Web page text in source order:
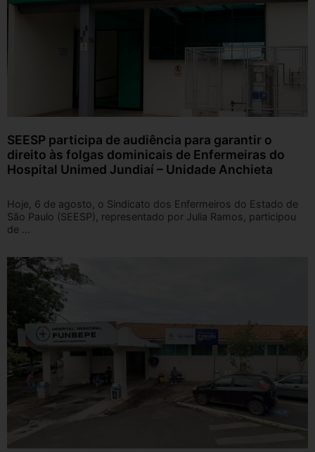
SEESP participa de audiência para garantir o
direito às folgas dominicais de Enfermeiras do
Hospital Unimed Jundiaí – Unidade Anchieta
Hoje, 6 de agosto, o Sindicato dos Enfermeiros do Estado de
São Paulo (SEESP), representado por Julia Ramos, participou
de ...